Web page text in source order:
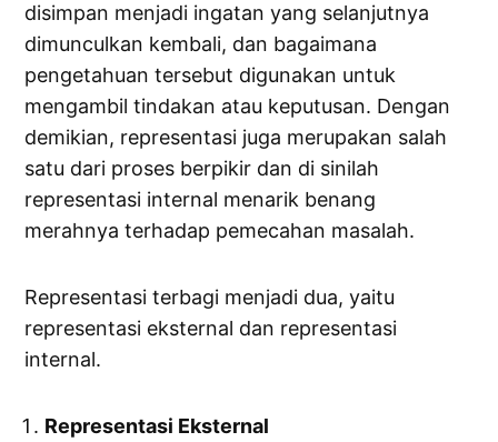
disimpan menjadi ingatan yang selanjutnya
dimunculkan kembali, dan bagaimana
pengetahuan tersebut digunakan untuk
mengambil tindakan atau keputusan. Dengan
demikian, representasi juga merupakan salah
satu dari proses berpikir dan di sinilah
representasi internal menarik benang
merahnya terhadap pemecahan masalah.
Representasi terbagi menjadi dua, yaitu
representasi eksternal dan representasi
internal.
Representasi Eksternal